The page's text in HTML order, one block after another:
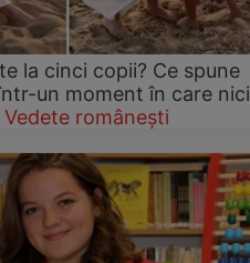
la cinci copii? Ce spune
un moment în care nici
Vedete românești